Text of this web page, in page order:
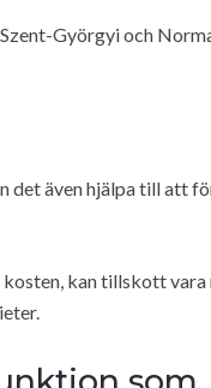
Györgyi och
det även hjälpa till att
kan tillskott vara